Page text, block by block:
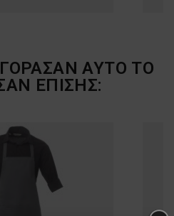
ΑΥΤΌ ΤΟ
ΕΠΊΣΗΣ: